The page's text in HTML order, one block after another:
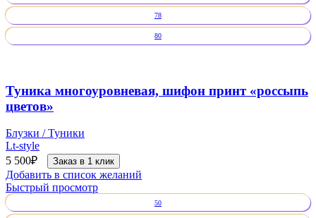
78
80
Туника многоуровневая, шифон принт «россыпь
цветов»
Блузки / Туники
Lt-style
5 500₽ Заказ в 1 клик
Добавить в список желаний
Быстрый просмотр
50